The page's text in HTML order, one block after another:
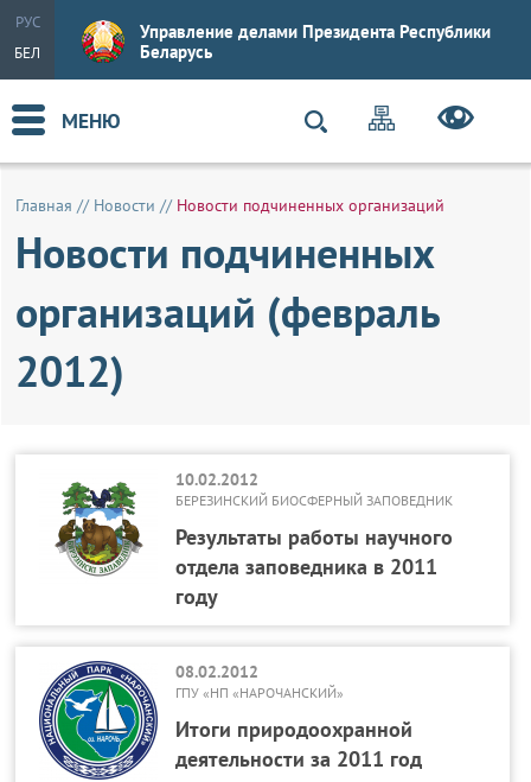
РУС
БЕЛ
Управление делами Президента Республики
Беларусь
МЕНЮ
Главная // Новости // Новости подчиненных организаций
Новости подчиненных
организаций (февраль
2012)
10.02.2012
БЕРЕЗИНСКИЙ БИОСФЕРНЫЙ ЗАПОВЕДНИК
Результаты работы научного
отдела заповедника в 2011
году
08.02.2012
ГПУ «НП «НАРОЧАНСКИЙ»
Итоги природоохранной
деятельности за 2011 год